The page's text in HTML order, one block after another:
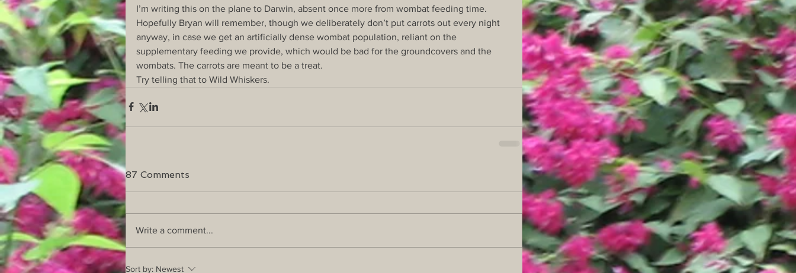
I’m writing this on the plane to Darwin, absent once more from wombat feeding time.
Hopefully Bryan will remember, though we deliberately don’t put carrots out every night
anyway, in case we get an artificially dense wombat population, reliant on the
supplementary feeding we provide, which would be bad for the groundcovers and the
wombats. The carrots are meant to be a treat.
Try telling that to Wild Whiskers.
87 Comments
Write a comment...
Sort by: Newest